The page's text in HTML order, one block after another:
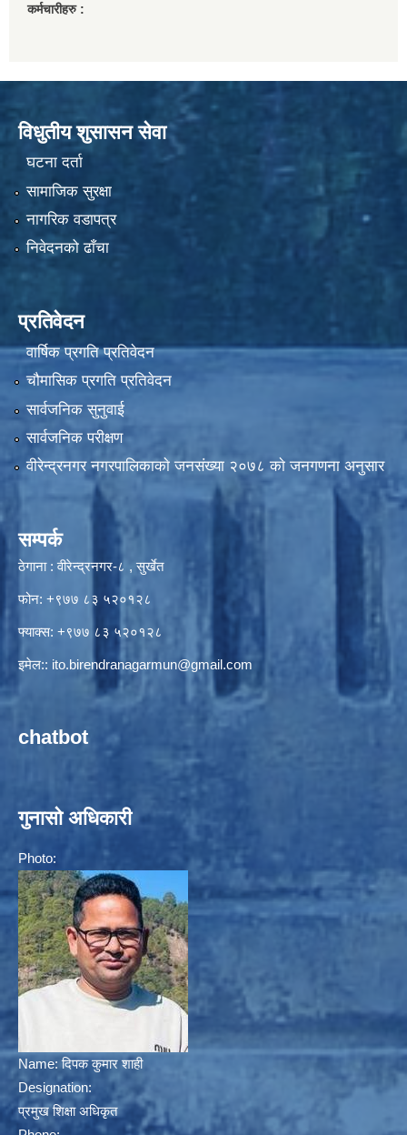
कर्मचारीहरु :
विधुतीय शुसासन सेवा
घटना दर्ता
सामाजिक सुरक्षा
नागरिक वडापत्र
निवेदनको ढाँचा
प्रतिवेदन
वार्षिक प्रगति प्रतिवेदन
चौमासिक प्रगति प्रतिवेदन
सार्वजनिक सुनुवाई
सार्वजनिक परीक्षण
वीरेन्द्रनगर नगरपालिकाकाे जनसंख्या २०७८ काे जनगणना अनुसार
सम्पर्क
ठेगाना : वीरेन्द्रनगर-८ , सुर्खेत
फोन: +९७७ ८३ ५२०१२८
फ्याक्स: +९७७ ८३ ५२०१२८
इमेल:: ito.birendranagarmun@gmail.com
chatbot
गुनासो अधिकारी
Photo:
Name:दिपक कुमार शाही
Designation:
प्रमुख शिक्षा अधिकृत